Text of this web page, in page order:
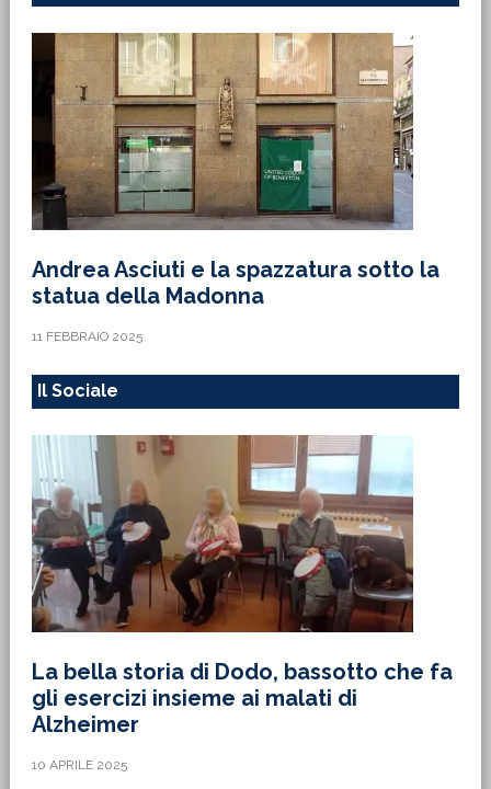
Andrea Asciuti e la spazzatura sotto la
statua della Madonna
11 FEBBRAIO 2025
Il Sociale
La bella storia di Dodo, bassotto che fa
gli esercizi insieme ai malati di
Alzheimer
10 APRILE 2025